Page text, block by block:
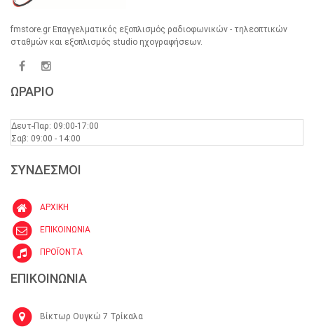
fmstore.gr Επαγγελματικός εξοπλισμός ραδιοφωνικών - τηλεοπτικών
σταθμών και εξοπλισμός studio ηχογραφήσεων.
ΩΡΑΡΙΟ
Δευτ-Παρ: 09:00-17:00
Σαβ: 09:00 - 14:00
ΣΥΝΔΕΣΜΟΙ
ΑΡΧΙΚΗ
ΕΠΙΚΟΙΝΩΝΙΑ
ΠΡΟΪΟΝΤΑ
ΕΠΙΚΟΙΝΩΝΙΑ
Βίκτωρ Ουγκώ 7 Τρίκαλα